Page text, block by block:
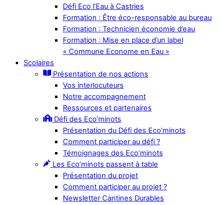
Défi Eco l’Eau à Castries
Formation : Être éco-responsable au bureau
Formation : Technicien économie d’eau
Formation : Mise en place d’un label
« Commune Econome en Eau »
Scolaires
Présentation de nos actions
Vos interlocuteurs
Notre accompagnement
Ressources et partenaires
Défi des Eco’minots
Présentation du Défi des Eco’minots
Comment participer au défi ?
Témoignages des Eco’minots
Les Eco’minots passent à table
Présentation du projet
Comment participer au projet ?
Newsletter Cantines Durables